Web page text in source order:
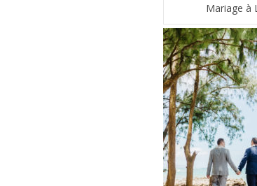
Mariage à